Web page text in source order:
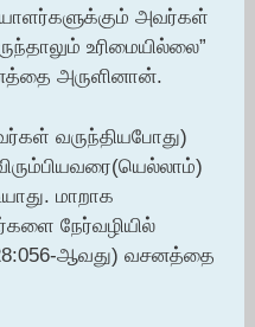
அவர்கள்
உரிமையில்லை”
அருளினான்.
வருந்தியபோது)
மாறாக
நேர்வழியில்
ஆவது) வசனத்தை